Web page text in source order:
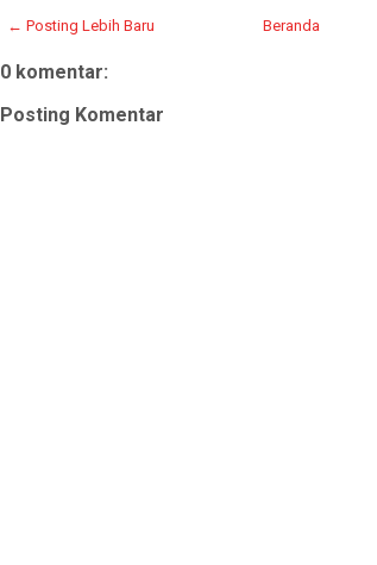
← Posting Lebih Baru Beranda
0 komentar:
Posting Komentar